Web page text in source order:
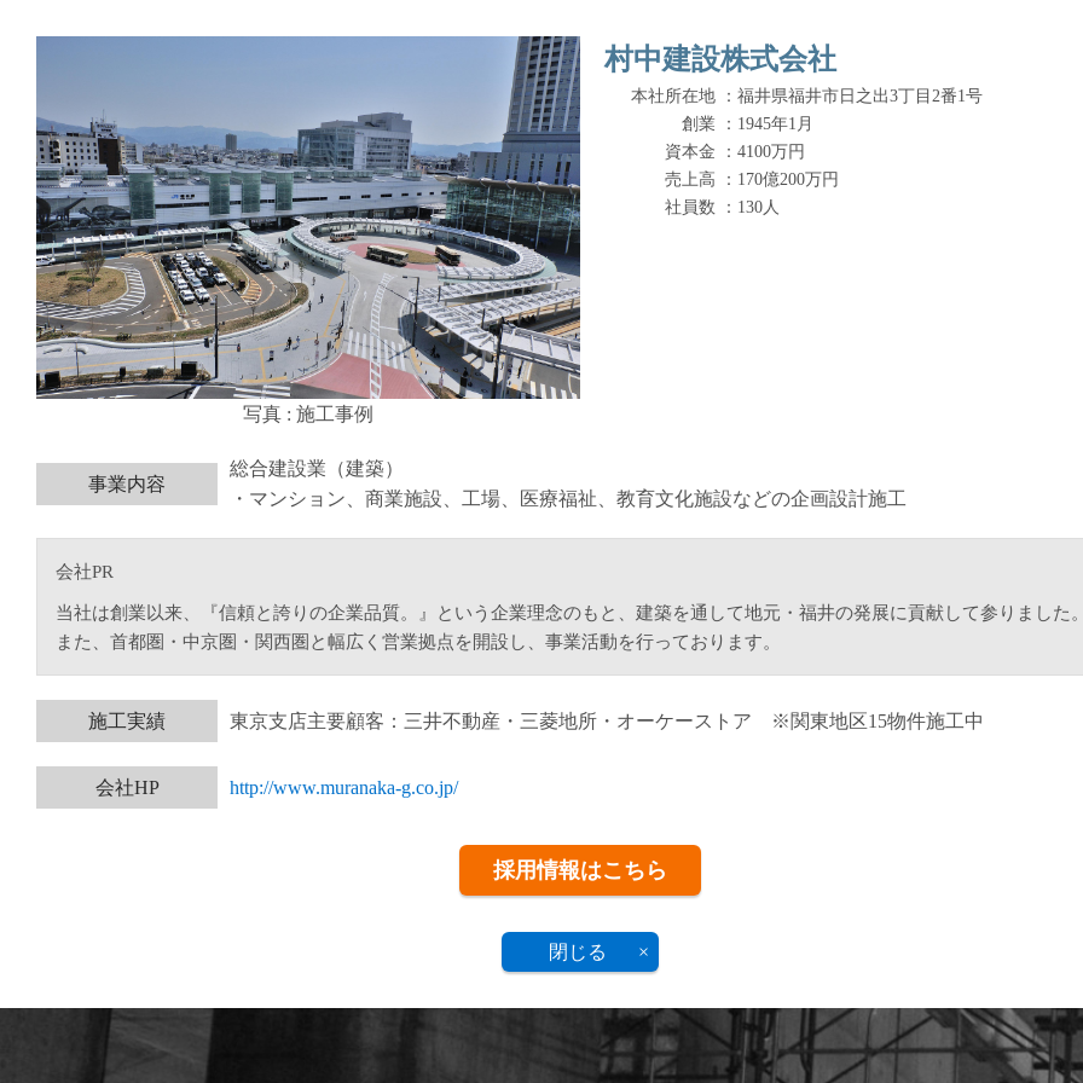
写真 : 施工事例
村中建設株式会社
本社所在地 ： 福井県福井市日之出3丁目2番1号
創業 ： 1945年1月
資本金 ： 4100万円
売上高 ： 170億200万円
社員数 ： 130人
事業内容
総合建設業（建築）
・マンション、商業施設、工場、医療福祉、教育文化施設などの企画設計施工
会社PR
当社は創業以来、『信頼と誇りの企業品質。』という企業理念のもと、建築を通して地元・福井の発展に貢献して参りました
また、首都圏・中京圏・関西圏と幅広く営業拠点を開設し、事業活動を行っております。
施工実績 東京支店主要顧客：三井不動産・三菱地所・オーケーストア ※関東地区15物件施工中
会社HP http://www.muranaka-g.co.jp/
採用情報はこちら
閉じる